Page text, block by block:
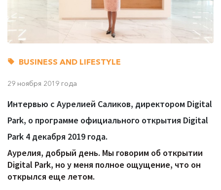
BUSINESS AND LIFESTYLE
29 ноября 2019 года
Интервью с Аурелией Саликов, директором Digital
Park, о программе официального открытия Digital
Park 4 декабря 2019 года.
Аурелия, добрый день. Мы говорим об открытии
Digital Park, но у меня полное ощущение, что он
открылся еще летом.